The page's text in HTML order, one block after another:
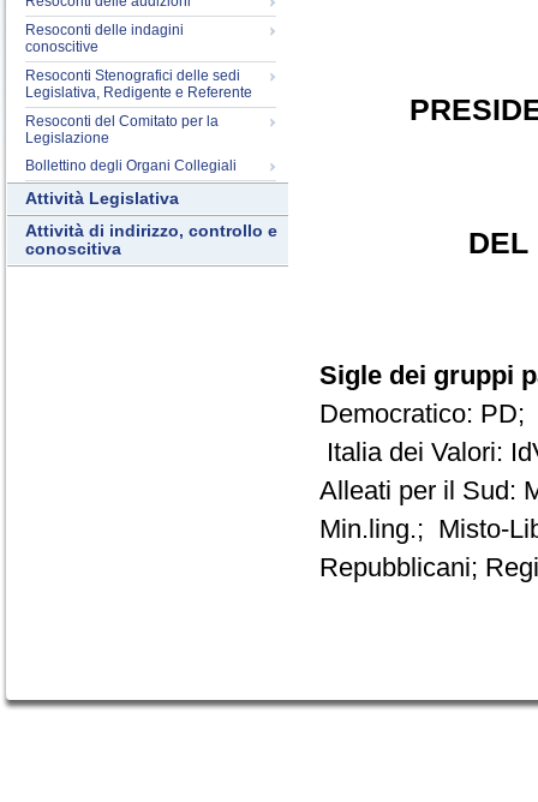
Resoconti delle indagini
conoscitive
Resoconti Stenografici delle sedi
Legislativa, Redigente e Referente
Resoconti del Comitato per la
Legislazione
Bollettino degli Organi Collegiali
Attività Legislativa
Attività di indirizzo, controllo e
conoscitiva
DEL
Sigle dei gruppi
Democratico:
Italia dei Valori:
Alleati per il Sud:
Min.ling.; Misto-
Repubblicani;